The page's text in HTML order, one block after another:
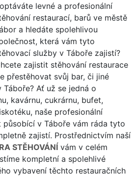
levné a profesionální
restaurací, barů ve městě
a hledáte spolehlivou
která vám tyto
služby v Táboře zajistí?
zajistit stěhování restaurace
přestěhovat svůj bar, či jiné
Ať už se jedná o
kavárnu, cukrárnu, bufet,
naše profesionální
působící v Táboře vám ráda tyto
zajistí. Prostřednictvím naší
STĚHOVÁNÍ vám v celém
kompletní a spolehlivé
vybavení těchto restauračních